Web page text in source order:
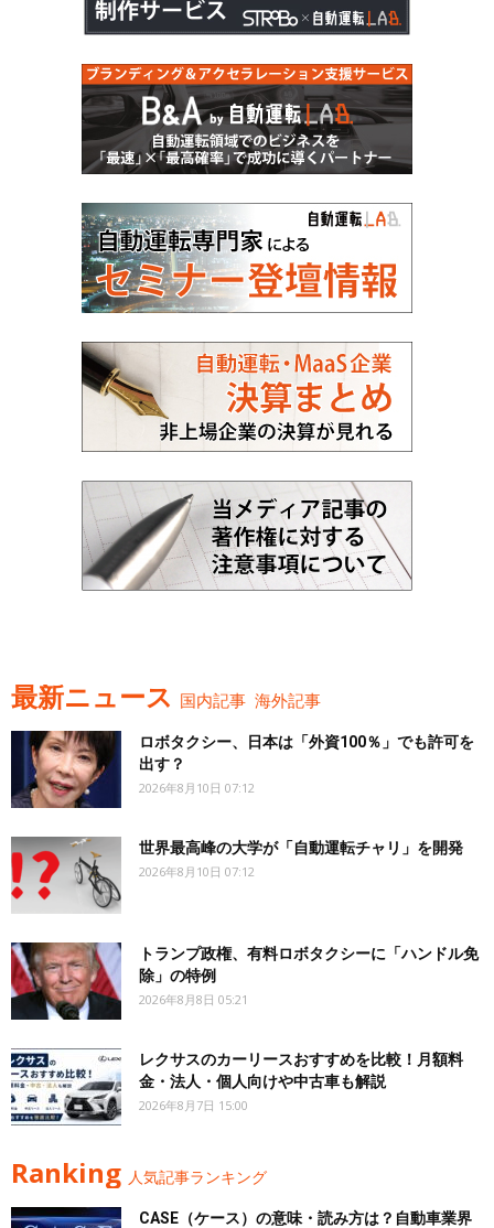
最新ニュース 国内記事 海外記事
ロボタクシー、日本は「外資100％」でも許可を
出す？
2026年8月10日 07:12
世界最高峰の大学が「自動運転チャリ」を開発
2026年8月10日 07:12
トランプ政権、有料ロボタクシーに「ハンドル免
除」の特例
2026年8月8日 05:21
レクサスのカーリースおすすめを比較！月額料
金・法人・個人向けや中古車も解説
2026年8月7日 15:00
Ranking 人気記事ランキング
CASE（ケース）の意味・読み方は？自動車業界